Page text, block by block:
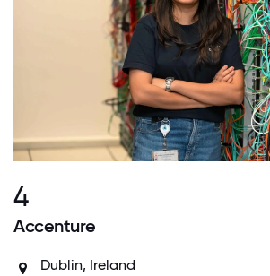
4
Accenture
Dublin, Ireland